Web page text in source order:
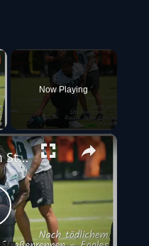
Now Playing
Nach tödlichem Straßenrennen – Eagles Rookie Jalen Carter erhält erneut Klage